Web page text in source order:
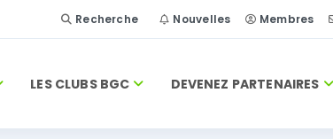
Recherche Nouvelles Membres
LES CLUBS BGC DEVENEZ PARTENAIRES